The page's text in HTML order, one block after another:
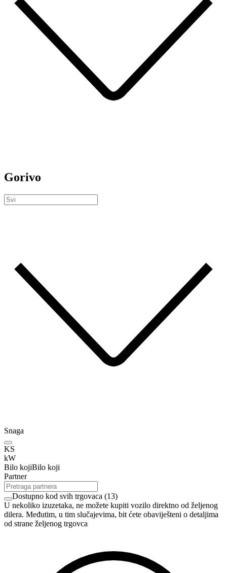
Gorivo
Snaga
KS
kW
Bilo kojiBilo koji
Partner
Dostupno kod svih trgovaca (13)
U nekoliko izuzetaka, ne možete kupiti vozilo direktno od željenog
dilera. Međutim, u tim slučajevima, bit ćete obaviješteni o detaljima
od strane željenog trgovca